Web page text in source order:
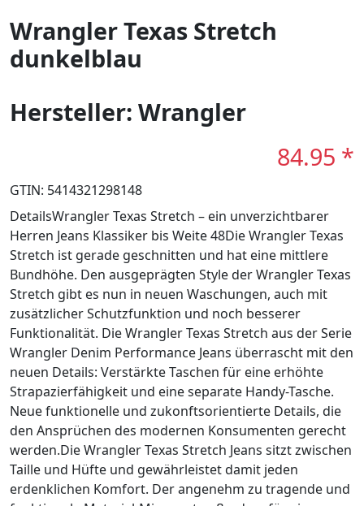
Wrangler Texas Stretch
dunkelblau
Hersteller: Wrangler
84.95 *
GTIN: 5414321298148
DetailsWrangler Texas Stretch – ein unverzichtbarer
Herren Jeans Klassiker bis Weite 48Die Wrangler Texas
Stretch ist gerade geschnitten und hat eine mittlere
Bundhöhe. Den ausgeprägten Style der Wrangler Texas
Stretch gibt es nun in neuen Waschungen, auch mit
zusätzlicher Schutzfunktion und noch besserer
Funktionalität. Die Wrangler Texas Stretch aus der Serie
Wrangler Denim Performance Jeans überrascht mit den
neuen Details: Verstärkte Taschen für eine erhöhte
Strapazierfähigkeit und eine separate Handy-Tasche.
Neue funktionelle und zukonftsorientierte Details, die
den Ansprüchen des modernen Konsumenten gerecht
werden.Die Wrangler Texas Stretch Jeans sitzt zwischen
Taille und Hüfte und gewährleistet damit jeden
erdenklichen Komfort. Der angenehm zu tragende und